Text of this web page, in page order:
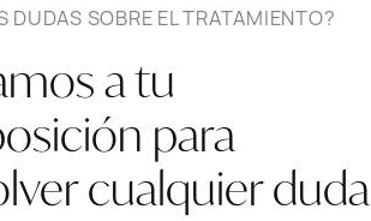
DUDAS SOBRE EL TRATAMIENTO?
a tu
para
cualquier duda